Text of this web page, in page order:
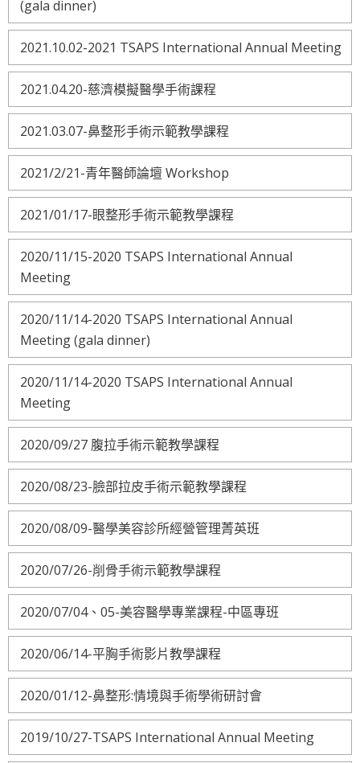
(gala dinner)
2021.10.02-2021 TSAPS International Annual Meeting
2021.04.20-慈濟模擬醫學手術課程
2021.03.07-鼻整形手術示範教學課程
2021/2/21-青年醫師論壇 Workshop
2021/01/17-眼整形手術示範教學課程
2020/11/15-2020 TSAPS International Annual
Meeting
2020/11/14-2020 TSAPS International Annual
Meeting (gala dinner)
2020/11/14-2020 TSAPS International Annual
Meeting
2020/09/27 腹拉手術示範教學課程
2020/08/23-臉部拉皮手術示範教學課程
2020/08/09-醫學美容診所經營管理菁英班
2020/07/26-削骨手術示範教學課程
2020/07/04、05-美容醫學專業課程-中區專班
2020/06/14-平胸手術影片教學課程
2020/01/12-鼻整形:情境與手術學術研討會
2019/10/27-TSAPS International Annual Meeting